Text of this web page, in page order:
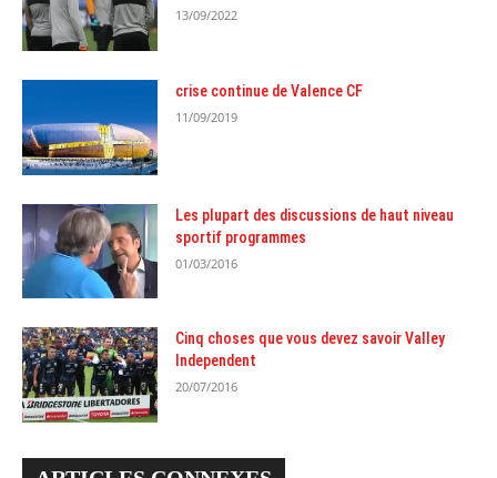
13/09/2022
crise continue de Valence CF
11/09/2019
Les plupart des discussions de haut niveau
sportif programmes
01/03/2016
Cinq choses que vous devez savoir Valley
Independent
20/07/2016